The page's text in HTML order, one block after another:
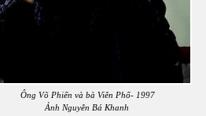
Ông Võ Phiến và bà Viễn Phố- 1997
Ảnh Nguyễn Bá Khanh